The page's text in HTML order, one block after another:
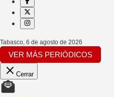
Tabasco, 6 de agosto de 2026
VER MÁS PERIÓDICOS
Cerrar